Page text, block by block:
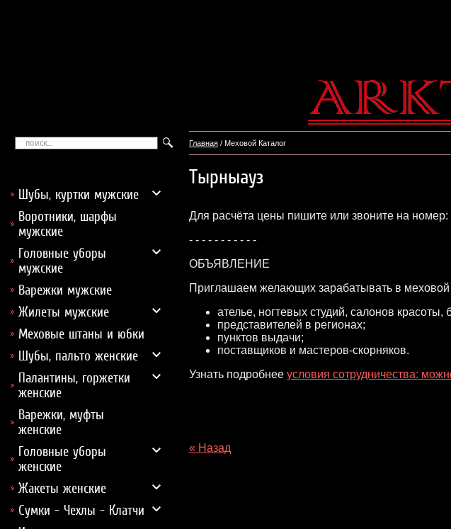
Шубы, куртки мужские
Воротники, шарфы
мужские
Головные уборы
мужские
Варежки мужские
Жилеты мужские
Меховые штаны и юбки
Шубы, пальто женские
Палантины, горжетки
женские
Варежки, муфты
женские
Головные уборы
женские
Жакеты женские
Сумки - Чехлы - Клатчи
Главная / Меховой Каталог
Тырныауз
Для расчёта цены пишите или звоните на
- - - - - - - - - - -
ОБЪЯВЛЕНИЕ
Приглашаем желающих зарабатывать в
ателье, ногтевых студий, салонов
представителей в регионах;
пунктов выдачи;
поставщиков и мастеров-скорняков.
Узнать подробнее условия сотрудничества:
« Назад